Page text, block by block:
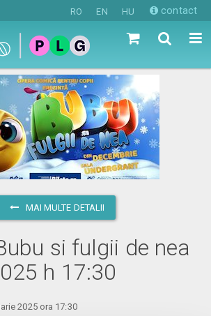
RO EN HU contact
MAI MULTE DETALII
si fulgii de nea
h 17:30
2025 ora 17:30